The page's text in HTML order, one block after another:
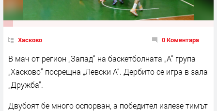
Хасково 0 Коментара
В мач от регион „Запад“ на баскетболната „А“ група
„Хасково“ посрещна „Левски А“. Дербито се игра в зала
„Дружба“.
Двубоят бе много оспорван, а победител излезе тимът